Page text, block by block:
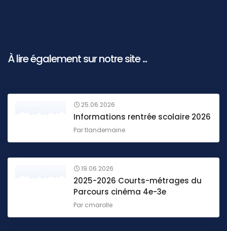
À lire également sur notre site ...
25.06.2026
Informations rentrée scolaire 2026
Partlandemaine
19.06.2026
2025-2026 Courts-métrages du
Parcours cinéma 4e-3e
Par cmarolle